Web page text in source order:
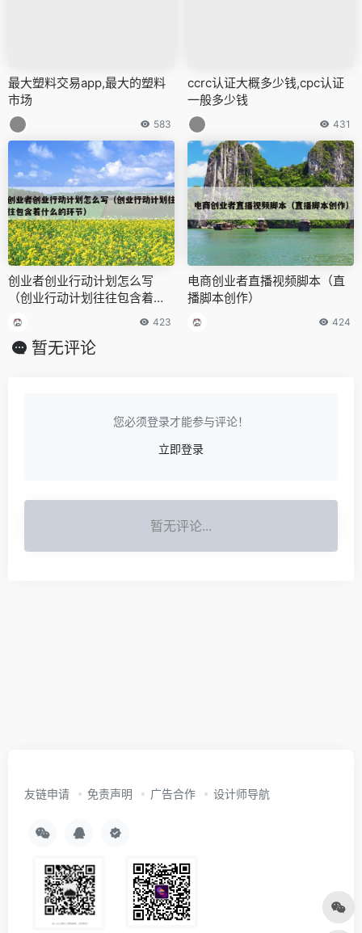
最大塑料交易app,最大的塑料
市场
583
ccrc认证大概多少钱,cpc认证
一般多少钱
431
创业者创业行动计划怎么写
（创业行动计划往往包含着什
423
电商创业者直播视频脚本（直
播脚本创作）
424
暂无评论
您必须登录才能参与评论！
立即登录
暂无评论...
友链申请 免责声明 广告合作 设计师导航